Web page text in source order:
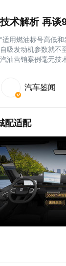
技术解析 再谈
“适用燃油标号高低
自吸发动机参数就不
汽油营销案例毫无技
汽车鉴闻
配适配